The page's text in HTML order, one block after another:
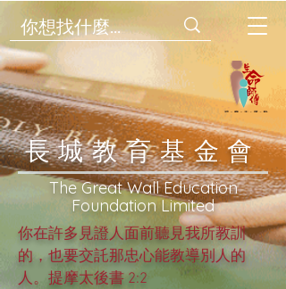
​長城教育基金會
​The Great Wall Education
Foundation Limited
你在許多見證人面前聽見我所教訓
的，也要交託那忠心能教導別人的
人。提摩太後書 2:2